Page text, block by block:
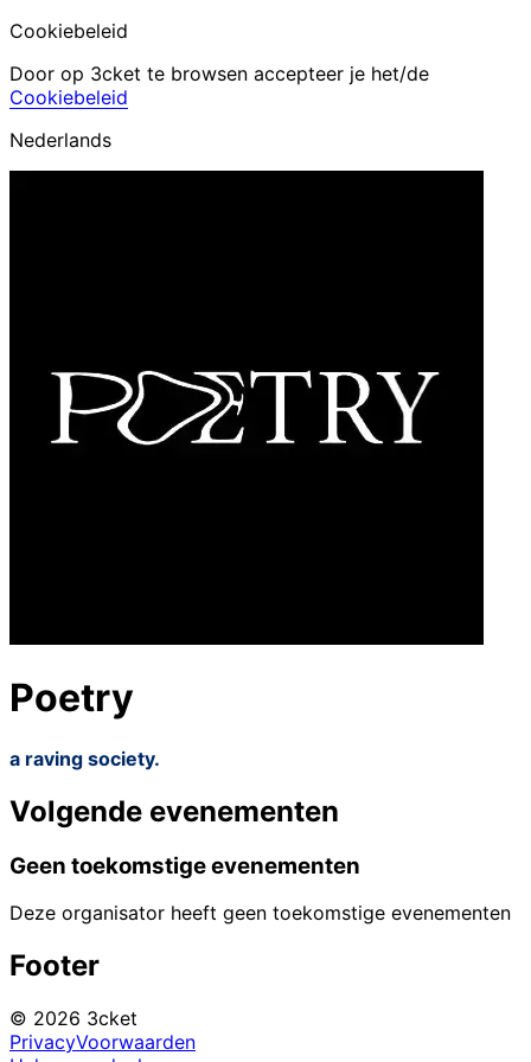
Cookiebeleid
Door op 3cket te browsen accepteer je het/de
Cookiebeleid
Nederlands
Poetry
a raving society.
Volgende evenementen
Geen toekomstige evenementen
Deze organisator heeft geen toekomstige evenementen
Footer
© 2026 3cket
PrivacyVoorwaarden